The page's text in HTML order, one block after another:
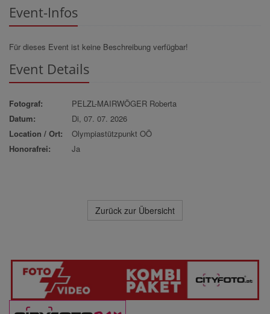
Event-Infos
Für dieses Event ist keine Beschreibung verfügbar!
Event Details
Fotograf:
PELZL-MAIRWÖGER Roberta
Datum:
Di, 07. 07. 2026
Location / Ort:
Olympiastützpunkt OÖ
Honorafrei:
Ja
Zurück zur Übersicht